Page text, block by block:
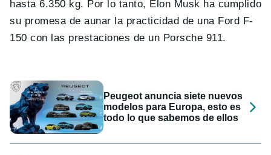
hasta 6.350 kg. Por lo tanto, Elon Musk ha cumplido
su promesa de aunar la practicidad de una Ford F-
150 con las prestaciones de un Porsche 911.
Peugeot anuncia siete nuevos
modelos para Europa, esto es
todo lo que sabemos de ellos